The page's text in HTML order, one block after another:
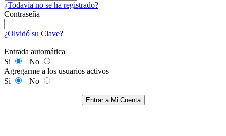
¿Todavía no se ha registrado?
Contraseña
¿Olvidó su Clave?
Entrada automática
Si
No
Agregarme a los usuarios activos
Si
No
Entrar a Mi Cuenta